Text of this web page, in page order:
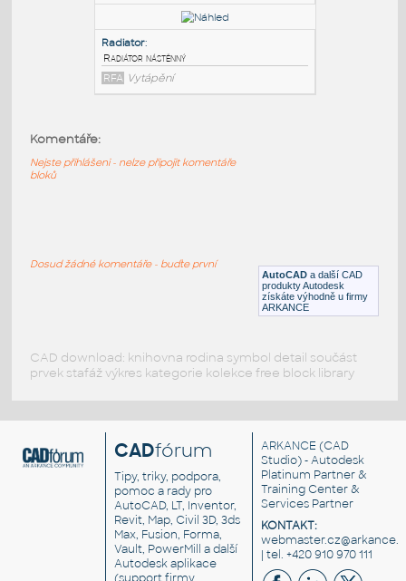
Radiátor, topné těleso
RFA Vytápění
DWG Vytápění
AutoCAD a další CAD
produkty Autodesk
získáte výhodně u firmy
ARKANCE
Komentáře:
Nejste přihlášeni - nelze připojit komentáře
bloků
Dosud žádné komentáře - buďte první
CAD download: knihovna rodina symbol detail součást
prvek stafáž výkres kategorie kolekce free block library
CADfórum
Tipy, triky, podpora,
pomoc a rady pro
AutoCAD, LT, Inventor,
Revit, Map, Civil 3D, 3ds
Max, Fusion, Forma,
Vault, PowerMill a další
Autodesk aplikace
ARKANCE (CAD
Studio) - Autodesk
Platinum Partner &
Training Center &
Services Partner
KONTAKT:
| tel. +420 910 970 111